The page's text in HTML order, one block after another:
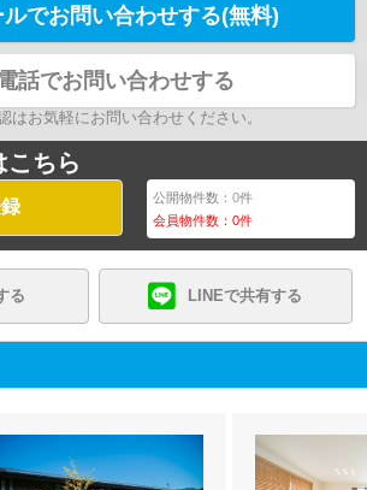
ルでお問い合わせする(無料)
電話でお問い合わせする
はお気軽にお問い合わせください。
こちら
公開物件数：0件
会員物件数：0件
る LINEで共有する